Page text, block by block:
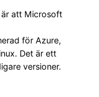
är att Microsoft
för Azure,
Det är ett
versioner.